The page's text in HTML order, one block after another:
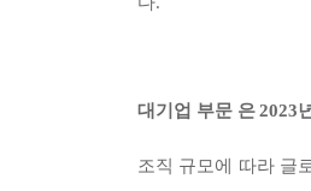
대기업 부문 은 2023
조직 규모에 따라 글